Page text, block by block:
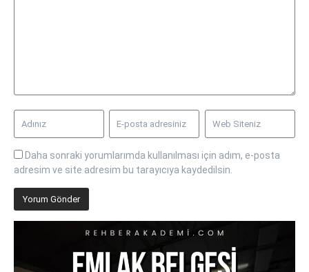
Daha sonraki yorumlarımda kullanılması için adım, e-posta
adresim ve site adresim bu tarayıcıya kaydedilsin.